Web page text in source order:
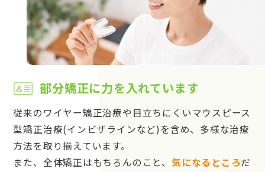
部分矯正に力を入れています
従来のワイヤー矯正治療や目立ちにくいマウスピース
型矯正治療(インビザラインなど)を含め、多様な治療
方法を取り揃えています。
また、全体矯正はもちろんのこと、 気になるところだ